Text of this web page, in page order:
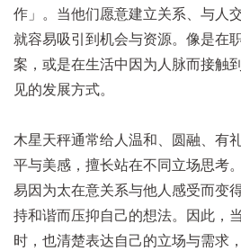
作」。当他们愿意建立关系、与人
就容易吸引到机会与资源。像是在
案，或是在生活中因为人脉而接触
见的发展方式。
木星天秤通常给人温和、圆融、有
平与美感，擅长站在不同立场思考
易因为太在意关系与他人感受而变
持和谐而压抑自己的想法。
因此，
时，也清楚表达自己的立场与需求